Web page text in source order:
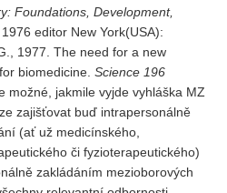
Foundations, Development,
editor New York(USA):
1977. The need for a new
biomedicine. Science 196
možné, jakmile vyjde vyhláška MZ
zajišťovat buď intrapersonálně
(ať už medicínského,
či fyzioterapeutického)
zakládáním mezioborových